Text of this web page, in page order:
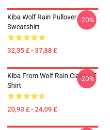
Kiba Wolf Rain Pullover
Sweatshirt
32,35 £ - 37,88 £
-20%
Kiba From Wolf Rain Classic T-
Shirt
20,93 £ - 24,09 £
-20%